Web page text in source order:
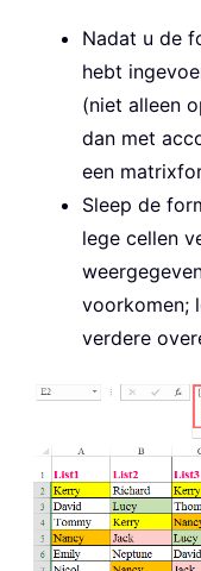
Nadat u de
hebt
(niet alleen
dan met
een
Sleep de
lege cellen
voorkomen;
verdere